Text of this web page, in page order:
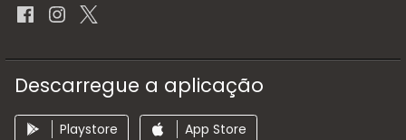
Descarregue a aplicação
Playstore App Store